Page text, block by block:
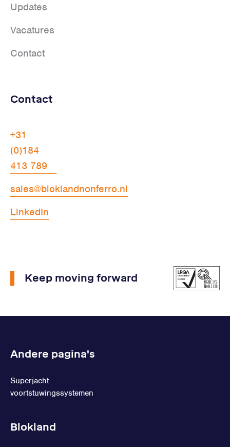
Updates
Vacatures
Contact
Contact
+31
(0)184
413 789
sales@bloklandnonferro.nl
LinkedIn
Keep moving forward
Andere pagina's
Superjacht
voortstuwingssystemen
Blokland